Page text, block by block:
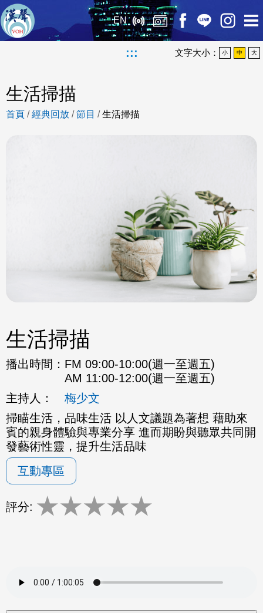
EN
::: 文字大小： 小 中 大
生活掃描
首頁 /經典回放 /節目 /生活掃描
生活掃描
播出時間： FM 09:00-10:00(週一至週五)
AM 11:00-12:00(週一至週五)
主持人：
梅少文
掃瞄生活，品味生活 以人文議題為著想 藉助來
賓的親身體驗與專業分享 進而期盼與聽眾共同開
發藝術性靈，提升生活品味
互動專區
評分: ★★★★★